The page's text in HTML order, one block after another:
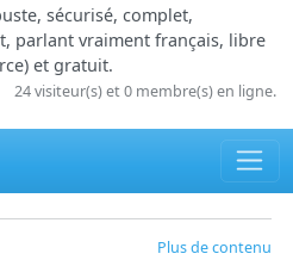
sécurisé, complet,
parlant vraiment français, libre
et gratuit.
24 visiteur(s) et 0 membre(s) en ligne.
Plus de contenu